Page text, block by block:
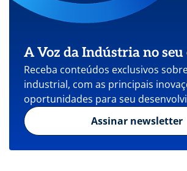
A Voz da Indústria no
Receba conteúdos exclusivos
industrial, com as principais
oportunidades para seu
Assinar newsletter